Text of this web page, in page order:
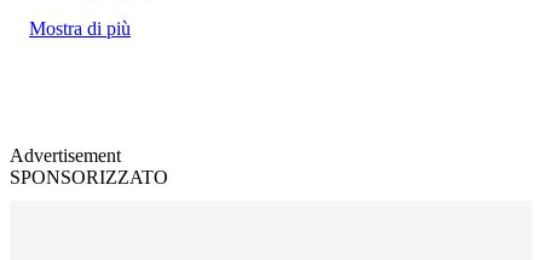
Mostra di più
Advertisement
SPONSORIZZATO